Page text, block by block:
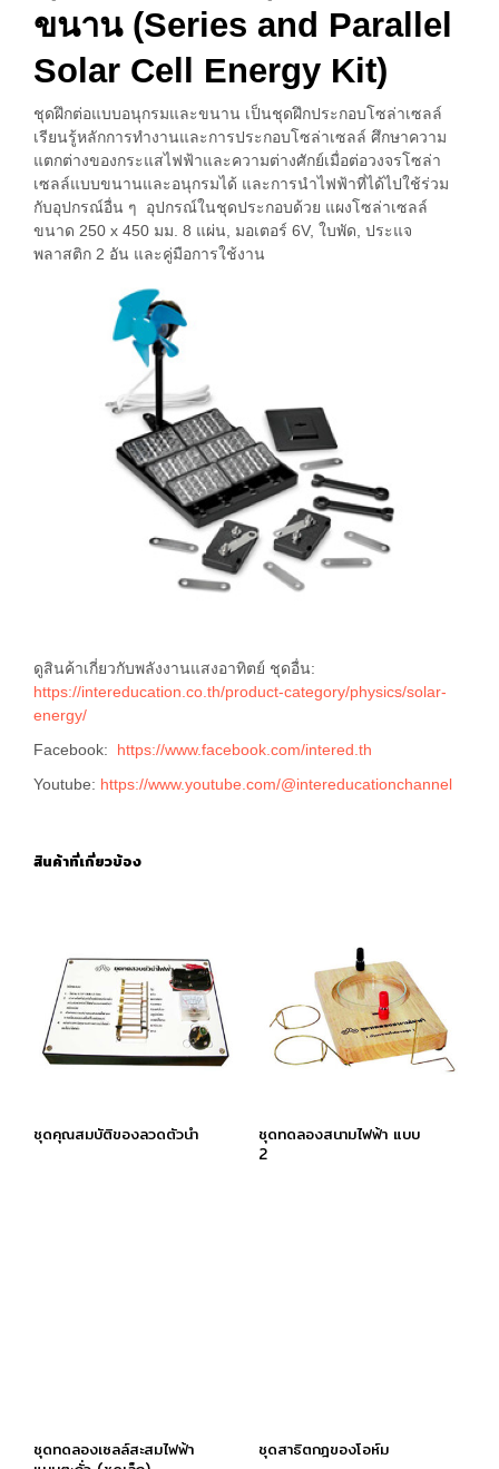
ขนาน (Series and Parallel
Solar Cell Energy Kit)
ชุดฝึกต่อแบบอนุกรมและขนาน เป็นชุดฝึกประกอบโซล่าเซลล์
เรียนรู้หลักการทำงานและการประกอบโซล่าเซลล์ ศึกษาความ
แตกต่างของกระแสไฟฟ้าและความต่างศักย์เมื่อต่อวงจรโซล่า
เซลล์แบบขนานและอนุกรมได้ และการนำไฟฟ้าที่ได้ไปใช้ร่วม
กับอุปกรณ์อื่น ๆ อุปกรณ์ในชุดประกอบด้วย แผงโซล่าเซลล์
ขนาด 250 x 450 มม. 8 แผ่น, มอเตอร์ 6V, ใบพัด, ประแจ
พลาสติก 2 อัน และคู่มือการใช้งาน
ดูสินค้าเกี่ยวกับพลังงานแสงอาทิตย์ ชุดอื่น:
https://intereducation.co.th/product-category/physics/solar-
energy/
Facebook: https://www.facebook.com/intered.th
Youtube: https://www.youtube.com/@intereducationchannel
สินค้าที่เกี่ยวข้อง
ชุดคุณสมบัติของลวดตัวนำ
ชุดทดลองสนามไฟฟ้า แบบ
2
ชุดทดลองเซลล์สะสมไฟฟ้า
ชุดสาธิตกฎของโอห์ม